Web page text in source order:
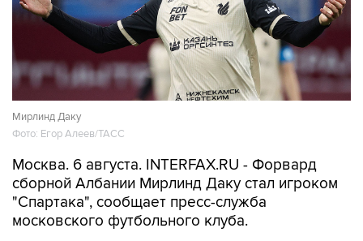
Мирлинд Даку
Фото: Егор Алеев/ТАСС
Москва. 6 августа. INTERFAX.RU - Форвард
сборной Албании Мирлинд Даку стал игроком
"Спартака", сообщает пресс-служба
московского футбольного клуба.